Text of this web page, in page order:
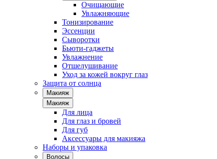
Очищающие
Увлажняющие
Тонизирование
Эссенции
Сыворотки
Бьюти-гаджеты
Увлажнение
Отшелушивание
Уход за кожей вокруг глаз
Защита от солнца
Макияж
Макияж
Для лица
Для глаз и бровей
Для губ
Аксессуары для макияжа
Наборы и упаковка
Волосы